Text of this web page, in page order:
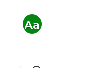
Aa